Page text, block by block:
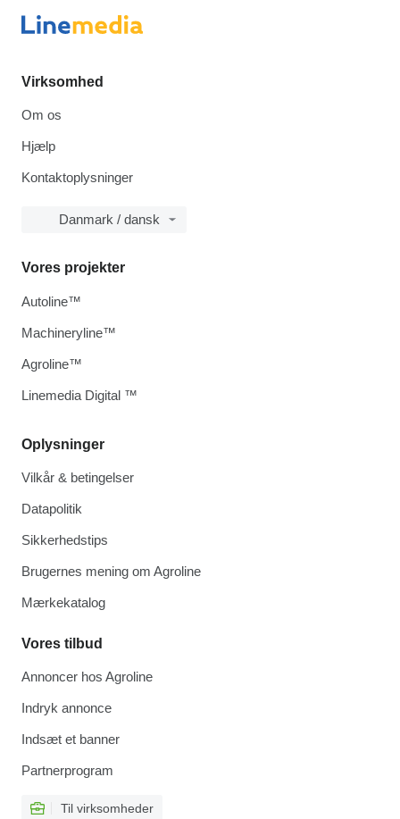
Virksomhed
Om os
Hjælp
Kontaktoplysninger
Danmark / dansk
Oplysninger
Vilkår & betingelser
Datapolitik
Sikkerhedstips
Brugernes mening om Agroline
Mærkekatalog
Vores tilbud
Annoncer hos Agroline
Indryk annonce
Indsæt et banner
Partnerprogram
Til virksomheder
Vores projekter
Autoline™
Machineryline™
Agroline™
Linemedia Digital ™